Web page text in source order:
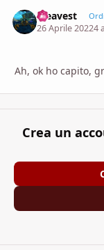
steavest
26 Aprile 20224
Ah, ok ho capito,
Crea un